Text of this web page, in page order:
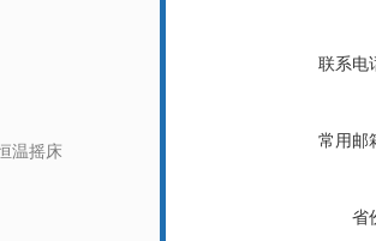
温摇床
联系电
常用邮
省